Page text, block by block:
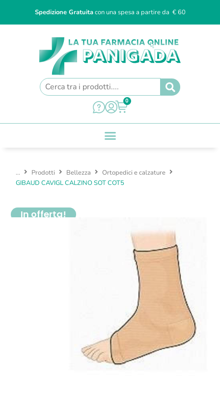
Spedizione Gratuitacon una spesa a partire da € 60
0
... Prodotti Bellezza
Ortopedici e calzature
GIBAUD CAVIGL CALZINO SOT COT5
In offerta!